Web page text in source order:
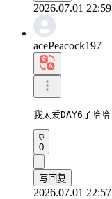
2026.07.01 22:59
acePeacock197
我太爱DAY6了哈哈
0
写回复
2026.07.01 22:57